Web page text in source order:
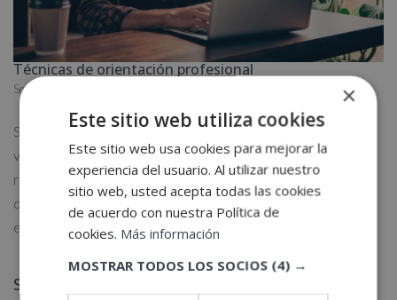
Técnicas de orientación profesional
Sep 5, 2017
Según John O. Crites hay distintos tipos de teorías de
vocación profesional, que se han convertido en un marco de
referencia para escritores e investigadores. Técnicas de
orientación profesional: las bases Hay distintas causas de
elección profesional,...
Solicita más información
×
Este sitio web utiliza cookies
Este sitio web usa cookies para mejorar la
experiencia del usuario. Al utilizar nuestro
sitio web, usted acepta todas las cookies
de acuerdo con nuestra Política de
cookies. Más información
MOSTRAR TODOS LOS SOCIOS (4) →